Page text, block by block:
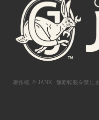
著作権 © JANK. 無断転載を禁じま